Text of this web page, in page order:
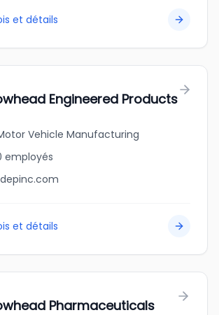
et détails
Engineered Products
Vehicle Manufacturing
employés
et détails
Pharmaceuticals